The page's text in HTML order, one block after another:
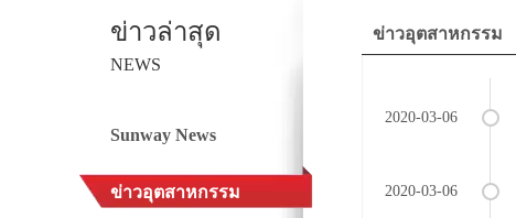
ข่าวล่าสุด
NEWS
Sunway News
ข่าวอุตสาหกรรม
ข่าวอุตสาหกรรม
2020-03-06
2020-03-06